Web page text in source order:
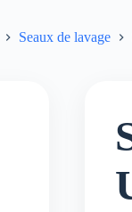
Seaux de lavage